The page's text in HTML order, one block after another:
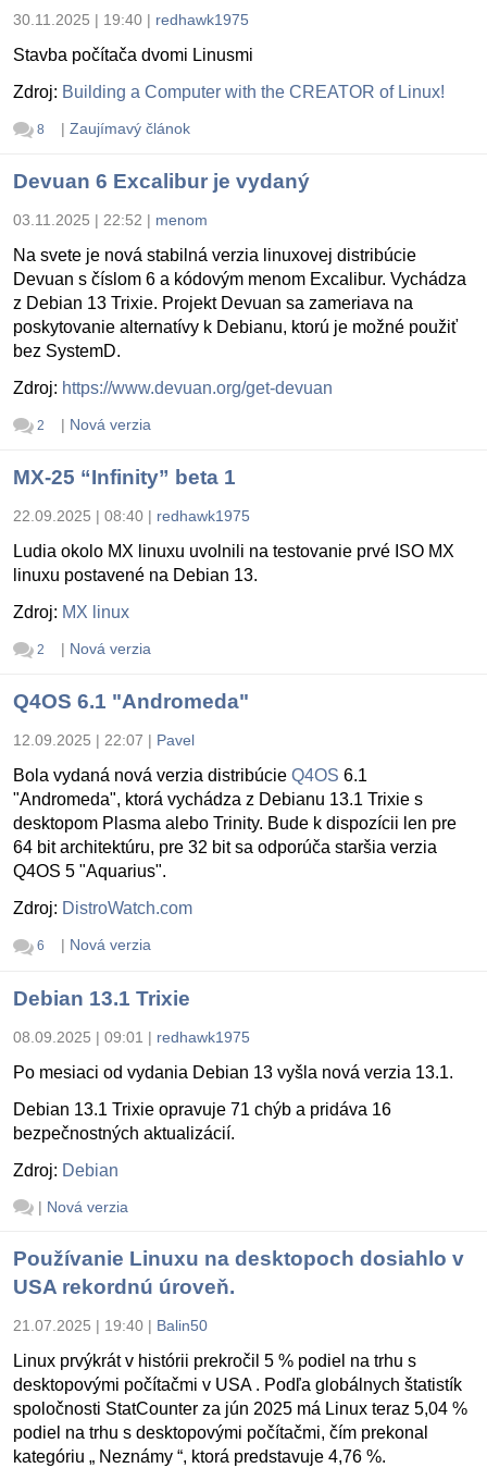
30.11.2025 | 19:40 | redhawk1975
Stavba počítača dvomi Linusmi
Zdroj: Building a Computer with the CREATOR of Linux!
8 | Zaujímavý článok
Devuan 6 Excalibur je vydaný
03.11.2025 | 22:52 | menom
Na svete je nová stabilná verzia linuxovej distribúcie
Devuan s číslom 6 a kódovým menom Excalibur. Vychádza
z Debian 13 Trixie. Projekt Devuan sa zameriava na
poskytovanie alternatívy k Debianu, ktorú je možné použiť
bez SystemD.
Zdroj: https://www.devuan.org/get-devuan
2 | Nová verzia
MX-25 “Infinity” beta 1
22.09.2025 | 08:40 | redhawk1975
Ludia okolo MX linuxu uvolnili na testovanie prvé ISO MX
linuxu postavené na Debian 13.
Zdroj: MX linux
2 | Nová verzia
Q4OS 6.1 "Andromeda"
12.09.2025 | 22:07 | Pavel
Bola vydaná nová verzia distribúcie Q4OS 6.1
"Andromeda", ktorá vychádza z Debianu 13.1 Trixie s
desktopom Plasma alebo Trinity. Bude k dispozícii len pre
64 bit architektúru, pre 32 bit sa odporúča staršia verzia
Q4OS 5 "Aquarius".
Zdroj: DistroWatch.com
6 | Nová verzia
Debian 13.1 Trixie
08.09.2025 | 09:01 | redhawk1975
Po mesiaci od vydania Debian 13 vyšla nová verzia 13.1.
Debian 13.1 Trixie opravuje 71 chýb a pridáva 16
bezpečnostných aktualizácií.
Zdroj: Debian
| Nová verzia
Používanie Linuxu na desktopoch dosiahlo v
USA rekordnú úroveň.
21.07.2025 | 19:40 | Balin50
Linux prvýkrát v histórii prekročil 5 % podiel na trhu s
desktopovými počítačmi v USA . Podľa globálnych štatistík
spoločnosti StatCounter za jún 2025 má Linux teraz 5,04 %
podiel na trhu s desktopovými počítačmi, čím prekonal
kategóriu „ Neznámy “, ktorá predstavuje 4,76 %.